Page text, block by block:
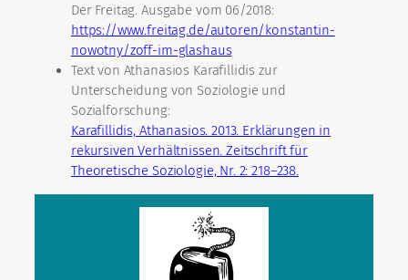
Der Freitag. Ausgabe vom 06/2018:
https://www.freitag.de/autoren/konstantin-
nowotny/zoff-im-glashaus
Text von Athanasios Karafillidis zur
Unterscheidung von Soziologie und
Sozialforschung:
Karafillidis, Athanasios. 2013. Erklärungen in
rekursiven Verhältnissen. Zeitschrift für
Theoretische Soziologie, Nr. 2: 218–238.